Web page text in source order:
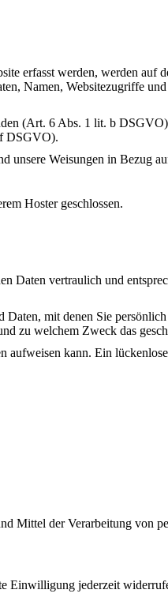
erfasst werden, werden auf
Namen, Websitezugriffe
(Art. 6 Abs. 1 lit. b
DSGVO).
Weisungen in Bezug
Hoster geschlossen.
Daten vertraulich und
Daten, mit denen Sie
zu welchem Zweck das
aufweisen kann. Ein
Mittel der Verarbeitung von
Einwilligung jederzeit